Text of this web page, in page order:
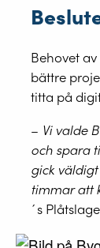
Behovet
bättre
titta på
– Vi valde
och spara
gick
timmar att
´s